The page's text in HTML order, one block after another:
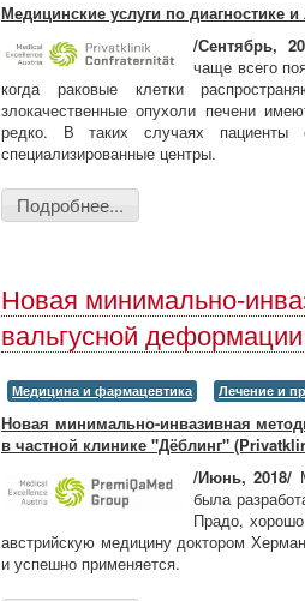
Медицинские услуги по диагностике
/Сентябрь,
чаще всего
когда раковые клетки
злокачественные опухоли печени
редко. В таких случаях
специализированные центры.
Подробнее...
Новая минимально-
вальгусной
Медицина и фармацевтика Лечение и
Новая минимально-инвазивная
в частной клинике "Дёблинг"
/Июнь, 2018/
была
Прадо,
австрийскую медицину доктором
и успешно применяется.